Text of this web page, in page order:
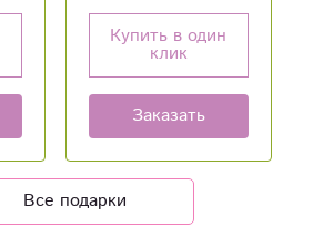
Купить в один
клик
Заказать
Все подарки